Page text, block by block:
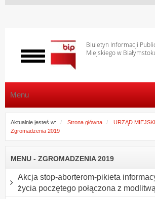
Biuletyn Informacji
Miejskiego w
Włącz
menu
Menu
Aktualnie jesteś w: Strona główna URZĄD MIEJSKI
Zgromadzenia 2019
MENU - ZGROMADZENIA 2019
Akcja stop-aborterom-pikieta
życia poczętego połączona z